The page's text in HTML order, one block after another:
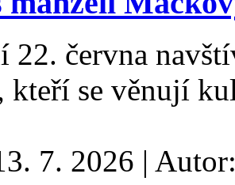
22. června
kteří se věnují
7. 2026 |